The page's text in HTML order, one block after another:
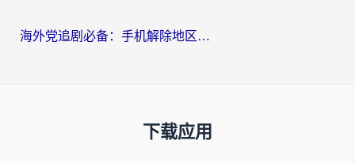
海外党追剧必备：手机解除地区限制app怎么选？解决央视视频&国内剧地区限制全指南
下载应用